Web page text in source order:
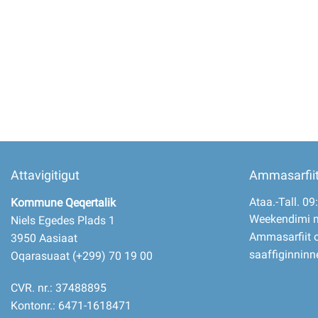
Attavigitigut
Kommune Qeqertalik
Niels Egedes Plads 1
3950 Aasiaat
Oqarasuaat (+299) 70 19 00
CVR. nr.: 37488895
Kontonr.: 6471-1618471
Ataa.-Tall.
Weekendimi
Ammasarfiit